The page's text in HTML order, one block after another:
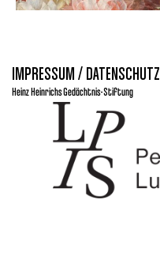
IMPRESSUM / DATENSCHUTZ
Heinz Heinrichs Gedächtnis-Stiftung